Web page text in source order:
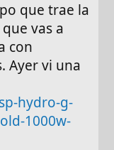
que trae la
vas a
con
Ayer vi una
hydro-g-
1000w-